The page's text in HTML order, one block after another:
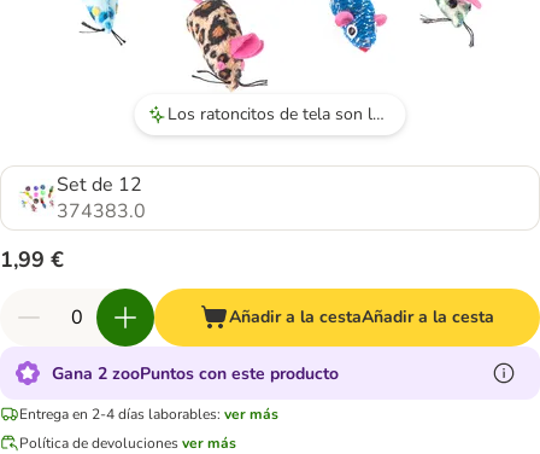
Los ratoncitos de tela son los favoritos de los gatos.
Set de 12
374383.0
1,99 €
Añadir a la cestaAñadir a la cesta
Gana 2 zooPuntos con este producto
Entrega en 2-4 días laborables: ver más
Política de devolucionesver más